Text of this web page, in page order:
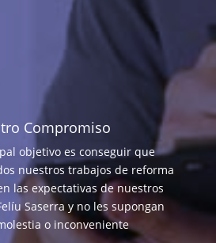
Compromiso
objetivo es conseguir que
nuestros trabajos de reforma
las expectativas de nuestros
Saserra y no les supongan
o inconveniente